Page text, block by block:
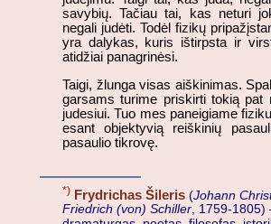
savybių. Tačiau tai, kas neturi
negali judėti. Todėl fizikų
yra dalykas, kuris ištirpsta ir
atidžiai panagrinėsi.
Taigi, žlunga visas aiškinimas.
garsams turime priskirti tokią pat
judesiui. Tuo mes paneigiame
esant objektyvią reiškinių
pasaulio tikrovę.
*) Frydrichas Šileris (Johann
Friedrich (von) Schiller, 1759-1805)